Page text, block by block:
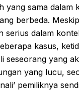
yang sama dalam
berbeda.
serius dalam
kasus,
seseorang yang
yang lucu,
pemiliknya